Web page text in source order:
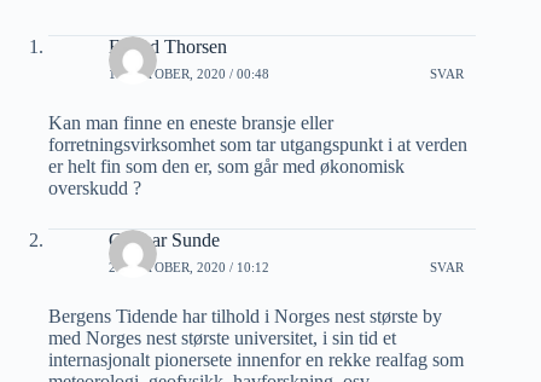
Eivind Thorsen
18 OKTOBER, 2020 / 00:48 SVAR
Kan man finne en eneste bransje eller
forretningsvirksomhet som tar utgangspunkt i at verden
er helt fin som den er, som går med økonomisk
overskudd ?
Gunnar Sunde
21 OKTOBER, 2020 / 10:12 SVAR
Bergens Tidende har tilhold i Norges nest største by
med Norges nest største universitet, i sin tid et
internasjonalt pionersete innenfor en rekke realfag som